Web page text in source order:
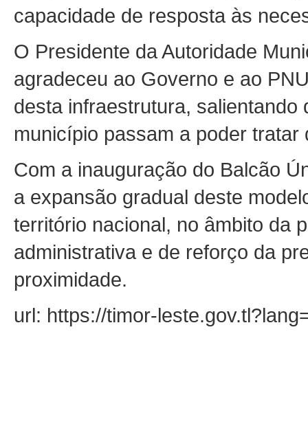
capacidade de resposta às
O Presidente da Autoridade
agradeceu ao Governo e ao
desta infraestrutura,
município passam a poder
Com a inauguração do Balcão
a expansão gradual deste
território nacional, no âmbito da
administrativa e de reforço da
proximidade.
url: https://timor-